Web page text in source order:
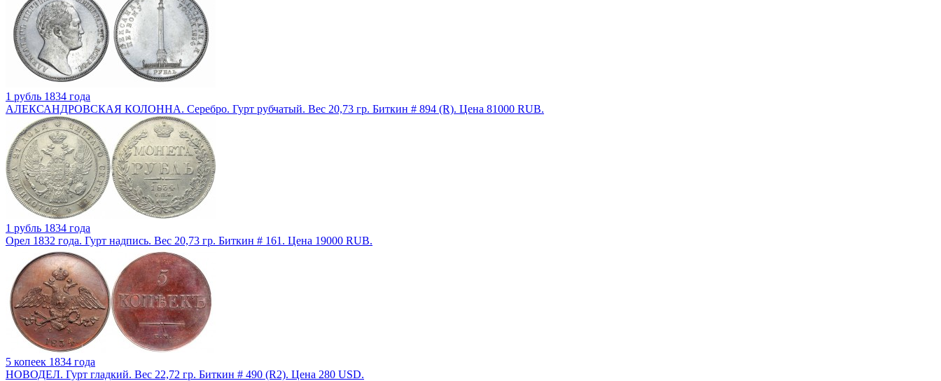
1 рубль 1834 года
АЛЕКСАНДРОВСКАЯ КОЛОННА. Серебро. Гурт рубчатый. Вес 20,73 гр. Биткин # 894 (R). Цена 81000 RUB.
1 рубль 1834 года
Орел 1832 года. Гурт надпись. Вес 20,73 гр. Биткин # 161. Цена 19000 RUB.
5 копеек 1834 года
НОВОДЕЛ. Гурт гладкий. Вес 22,72 гр. Биткин # 490 (R2). Цена 280 USD.